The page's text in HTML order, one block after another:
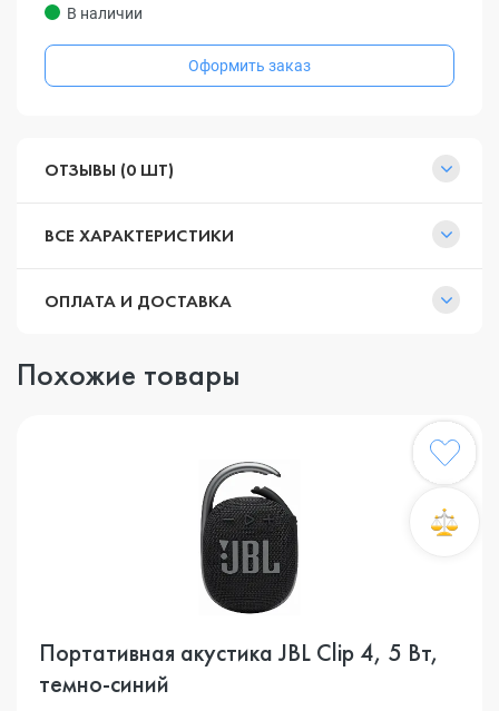
В наличии
Оформить заказ
ОТЗЫВЫ (0 ШТ)
ВСЕ ХАРАКТЕРИСТИКИ
ОПЛАТА И ДОСТАВКА
Похожие товары
Портативная акустика JBL Clip 4, 5 Вт,
темно-синий